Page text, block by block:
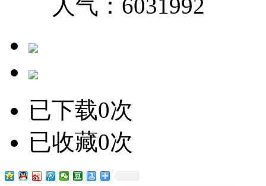
人气： 6031992
已下载0次
已收藏0次